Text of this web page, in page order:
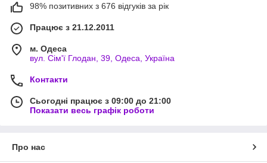
98% позитивних з 676 відгуків за рік
Працює з 21.12.2011
м. Одеса
вул. Сім'ї Глодан, 39, Одеса, Україна
Контакти
Сьогодні працює з 09:00 до 21:00
Показати весь графік роботи
Про нас